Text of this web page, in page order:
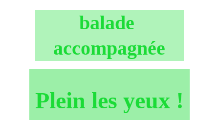
Plein les yeux !
balade
accompagnée